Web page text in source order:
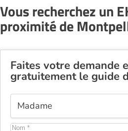
Vous recherchez un
proximité de
Faites votre demande
gratuitement le guide